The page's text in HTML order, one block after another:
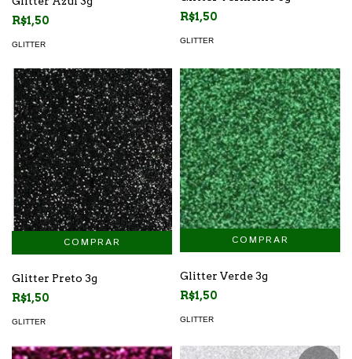
R$1,50
GLITTER
R$1,50
GLITTER
Glitter Preto 3g
R$1,50
GLITTER
Glitter Verde 3g
R$1,50
GLITTER